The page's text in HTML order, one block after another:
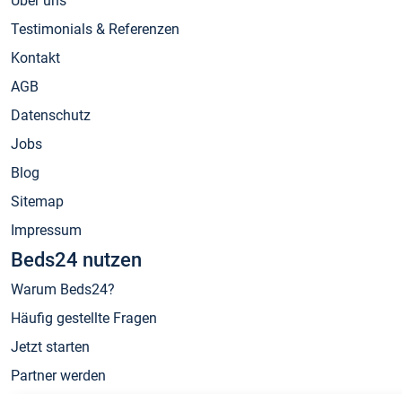
Testimonials & Referenzen
Kontakt
AGB
Datenschutz
Jobs
Blog
Sitemap
Impressum
Beds24 nutzen
Warum Beds24?
Häufig gestellte Fragen
Jetzt starten
Partner werden